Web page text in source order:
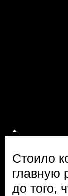
Стоило
главную
до того,